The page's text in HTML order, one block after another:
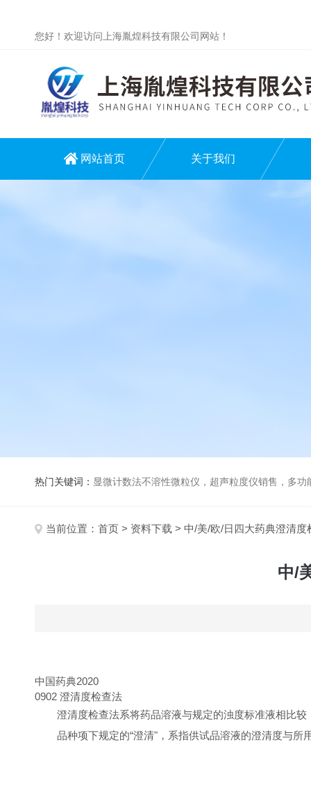
您好！欢迎访问上海胤煌科技有限公司网站！
网站首页 关于我们
热门关键词： 显微计数法不溶性微粒仪，超声粒度仪销售，多功能超声粒度分析仪，粒度及
当前位置： 首页 > 资料下载 > 中/美/欧/日四大药典澄清度
中/
中国药典2020
0902 澄清度检查法
澄清度检查法系将药品溶液与规定的浊度标准液相比
品种项下规定的“澄清"，系指供试品溶液的澄清度与所